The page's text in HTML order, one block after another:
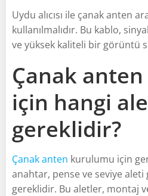
Uydu alıcısı ile çanak anten
kullanılmalıdır. Bu kablo,
ve yüksek kaliteli bir görüntü
Çanak
için hangi
gereklidir?
Çanak anten kurulumu için
anahtar, pense ve seviye
gereklidir. Bu aletler, montaj